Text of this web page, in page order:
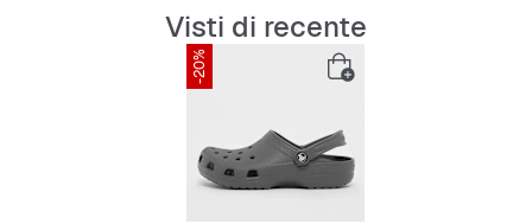
Traspirante grazie ai fori di ventilazione
Imbottitura comoda per tutto il giorno
Leggero e ammortizzante
Visti di recente
-20%